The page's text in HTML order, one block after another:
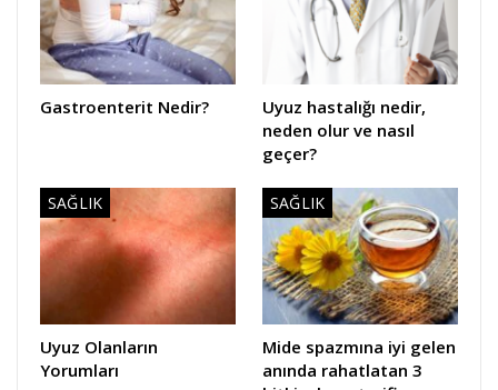
Gastroenterit Nedir?
Uyuz hastalığı nedir,
neden olur ve nasıl
geçer?
SAĞLIK
Uyuz Olanların
Yorumları
SAĞLIK
Mide spazmına iyi gelen
anında rahatlatan 3